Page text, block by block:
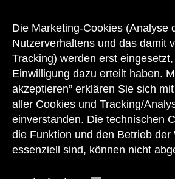
Die Marketing-Cookies (Analyse
Nutzerverhaltens und das damit
Tracking) werden erst
Einwilligung dazu erteilt haben.
akzeptieren” erklären Sie sich
aller Cookies und Tracking/
einverstanden. Die technischen
die Funktion und den Betrieb der
essenziell sind, können nicht
zu den Öffnungszeiten des
auch telefonisch zur
+43 1 505 87 47 85173
service@wienmuseum.at